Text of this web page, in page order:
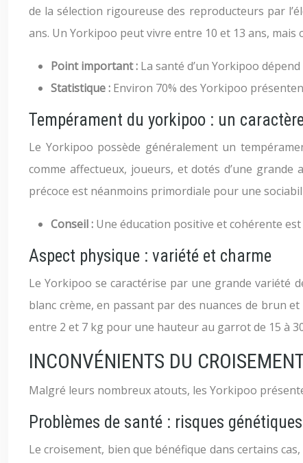
de la sélection rigoureuse des reproducteurs par
ans. Un Yorkipoo peut vivre entre 10 et 13 ans,
Point important : La santé d’un Yorkipoo
Statistique : Environ 70% des Yorkipoo
Tempérament du yorkipoo : un
Le Yorkipoo possède généralement un
comme affectueux, joueurs, et dotés d’une grande
précoce est néanmoins primordiale pour une
Conseil : Une éducation positive et cohérente
Aspect physique : variété et charme
Le Yorkipoo se caractérise par une grande variété
blanc crème, en passant par des nuances de brun
entre 2 et 7 kg pour une hauteur au garrot de 15 à
INCONVÉNIENTS DU
Malgré leurs nombreux atouts, les Yorkipoo
Problèmes de santé : risques génétiques
Le croisement, bien que bénéfique dans certains